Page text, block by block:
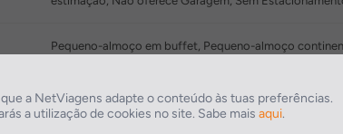
Pequeno-almoço em buffet, Pequeno-almoço
Bar, Sala de televisão
a NetViagens adapte o conteúdo às tuas preferências.
a utilização de cookies no site. Sabe mais aqui.